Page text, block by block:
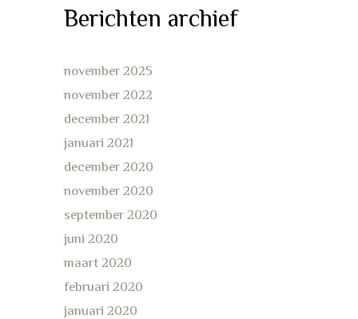
Berichten archief
november 2025
november 2022
december 2021
januari 2021
december 2020
november 2020
september 2020
juni 2020
maart 2020
februari 2020
januari 2020